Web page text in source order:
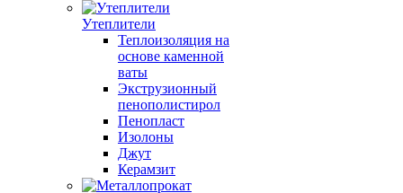
Утеплители
Теплоизоляция на
основе каменной
ваты
Экструзионный
пенополистирол
Пенопласт
Изолоны
Джут
Керамзит